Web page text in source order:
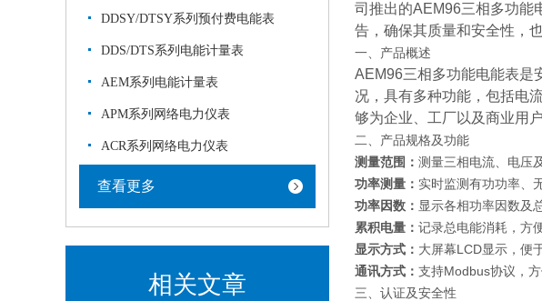
DDSY/DTSY系列预付费电能表
DDS/DTS系列电能计量表
AEM系列电能计量表
APM系列网络电力仪表
ACR系列网络电力仪表
查看更多
相关文章
司推出的AEM96三相多功能
告，确保其质量和安全性，
一、产品概述
AEM96三相多功能电能表是
况，具有多种功能，包括电
够为企业、工厂以及商业用
二、产品规格及功能
测量范围： 测量三相电流、电压
功率测量： 实时监测有功功率、
功率因数： 显示各相功率因数及
累积电量： 记录总电能消耗，方
显示方式： 大屏幕LCD显示，便
通讯方式： 支持Modbus协议，
三、认证及安全性